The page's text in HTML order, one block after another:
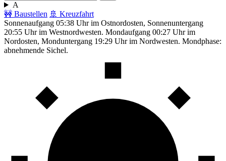
A
🚧 Baustellen 🚢 Kreuzfahrt
Sonnenaufgang 05:38 Uhr im Ostnordosten, Sonnenuntergang
20:55 Uhr im Westnordwesten. Mondaufgang 00:27 Uhr im
Nordosten, Monduntergang 19:29 Uhr im Nordwesten. Mondphase:
abnehmende Sichel.